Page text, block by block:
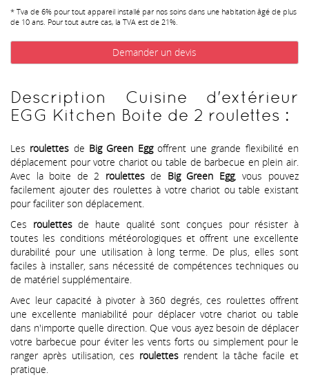
* Tva de 6% pour tout appareil installé par nos soins dans une habitation âgé de plus
de 10 ans. Pour tout autre cas, la TVA est de 21%.
Demander un devis
Description Cuisine d'extérieur
EGG Kitchen Boite de 2 roulettes :
Les roulettes de Big Green Eggoffrent une grande flexibilité en
déplacement pour votre chariot ou table de barbecue en plein air.
Avec la boite de 2 roulettesde Big Green Egg, vous pouvez
facilement ajouter des roulettes à votre chariot ou table existant
pour faciliter son déplacement.
Ces roulettesde haute qualité sont conçues pour résister à
toutes les conditions météorologiques et offrent une excellente
durabilité pour une utilisation à long terme. De plus, elles sont
faciles à installer, sans nécessité de compétences techniques ou
de matériel supplémentaire.
Avec leur capacité à pivoter à 360 degrés, ces roulettes offrent
une excellente maniabilité pour déplacer votre chariot ou table
dans n'importe quelle direction. Que vous ayez besoin de déplacer
votre barbecue pour éviter les vents forts ou simplement pour le
ranger après utilisation, ces roulettes rendent la tâche facile et
pratique.